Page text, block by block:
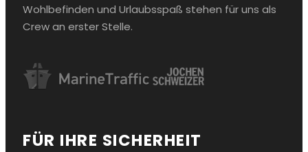
Wohlbefinden und Urlaubsspaß stehen für uns als
Crew an erster Stelle.
FÜR IHRE SICHERHEIT